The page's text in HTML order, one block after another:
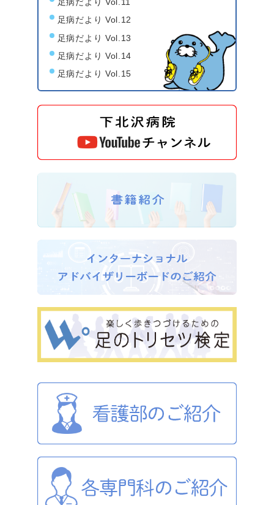
足病だより Vol.11
足病だより Vol.12
足病だより Vol.13
足病だより Vol.14
足病だより Vol.15